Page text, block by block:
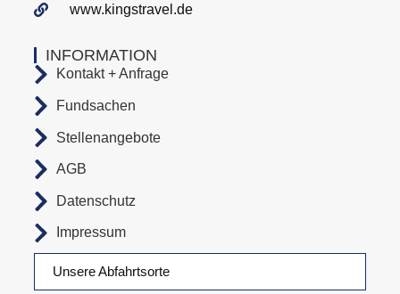
Unsere Abfahrtsorte
INFORMATION
Kontakt + Anfrage
Fundsachen
Stellenangebote
AGB
Datenschutz
Impressum
www.kingstravel.de